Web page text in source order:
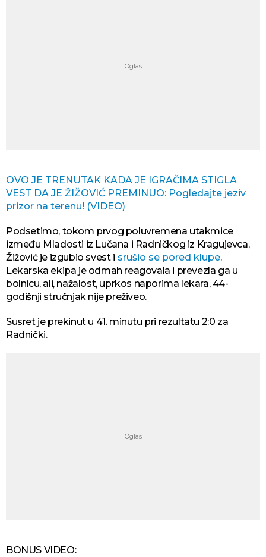
OVO JE TRENUTAK KADA JE IGRAČIMA STIGLA
VEST DA JE ŽIŽOVIĆ PREMINUO: Pogledajte jeziv
prizor na terenu! (VIDEO)
Podsetimo, tokom prvog poluvremena utakmice
između Mladosti iz Lučana i Radničkog iz Kragujevca,
Žižović je izgubio svest i srušio se pored klupe.
Lekarska ekipa je odmah reagovala i prevezla ga u
bolnicu, ali, nažalost, uprkos naporima lekara, 44-
godišnji stručnjak nije preživeo.
Susret je prekinut u 41. minutu pri rezultatu 2:0 za
Radnički.
BONUS VIDEO: